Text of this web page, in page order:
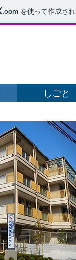
.com を使って作成さ
しごと